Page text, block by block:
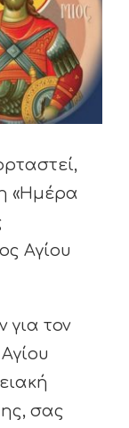
«Ημέρα
Αγίου
για τον
σας